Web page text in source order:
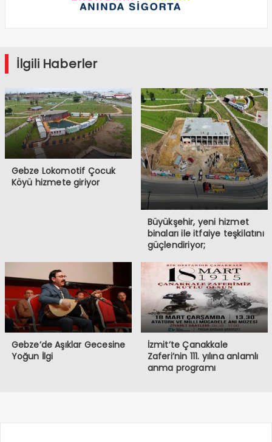
İlgili Haberler
Gebze Lokomotif Çocuk
Köyü hizmete giriyor
Büyükşehir, yeni hizmet
binaları ile itfaiye teşkilatını
güçlendiriyor;
Gebze’de Aşıklar Gecesine
Yoğun İlgi
İzmit’te Çanakkale
Zaferi’nin 111. yılına anlamlı
anma programı